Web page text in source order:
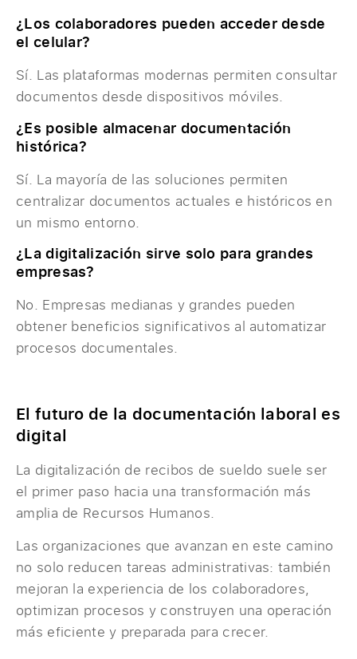
¿Los colaboradores pueden acceder desde
el celular?
Sí. Las plataformas modernas permiten consultar
documentos desde dispositivos móviles.
¿Es posible almacenar documentación
histórica?
Sí. La mayoría de las soluciones permiten
centralizar documentos actuales e históricos en
un mismo entorno.
¿La digitalización sirve solo para grandes
empresas?
No. Empresas medianas y grandes pueden
obtener beneficios significativos al automatizar
procesos documentales.
El futuro de la documentación laboral es
digital
La digitalización de recibos de sueldo suele ser
el primer paso hacia una transformación más
amplia de Recursos Humanos.
Las organizaciones que avanzan en este camino
no solo reducen tareas administrativas: también
mejoran la experiencia de los colaboradores,
optimizan procesos y construyen una operación
más eficiente y preparada para crecer.